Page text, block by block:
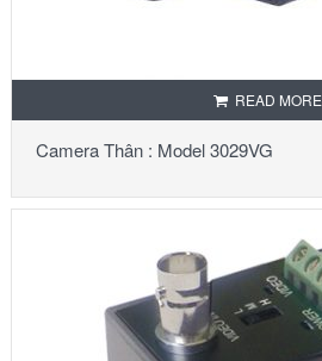
READ MORE
Camera Thân : Model 3029VG